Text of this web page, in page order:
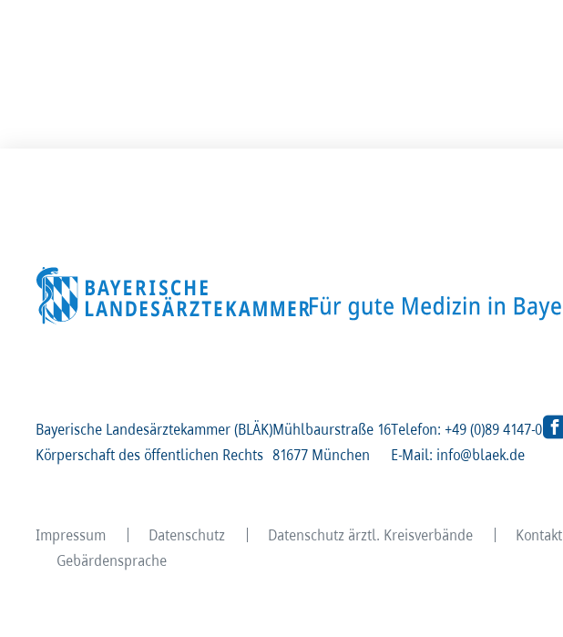
Bayerische Landesärztekammer (BLÄK)
Körperschaft des öffentlichen Rechts
Mühlbaurstraße 16
81677 München
Telefon: +49 (0)89 4147-0
E-Mail: info@blaek.de
Impressum Datenschutz Datenschutz ärztl. Kreisverbände Kontakt
Gebärdensprache